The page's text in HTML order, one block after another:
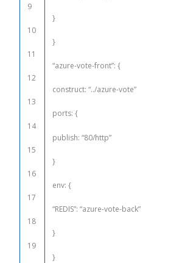
9
10
11
12
13
14
15
16
17
18
19
}
}
“azure-vote-front”: {
construct: “../azure-vote”
ports: {
publish: “80/http”
}
env: {
“REDIS”: “azure-vote-back”
}
}